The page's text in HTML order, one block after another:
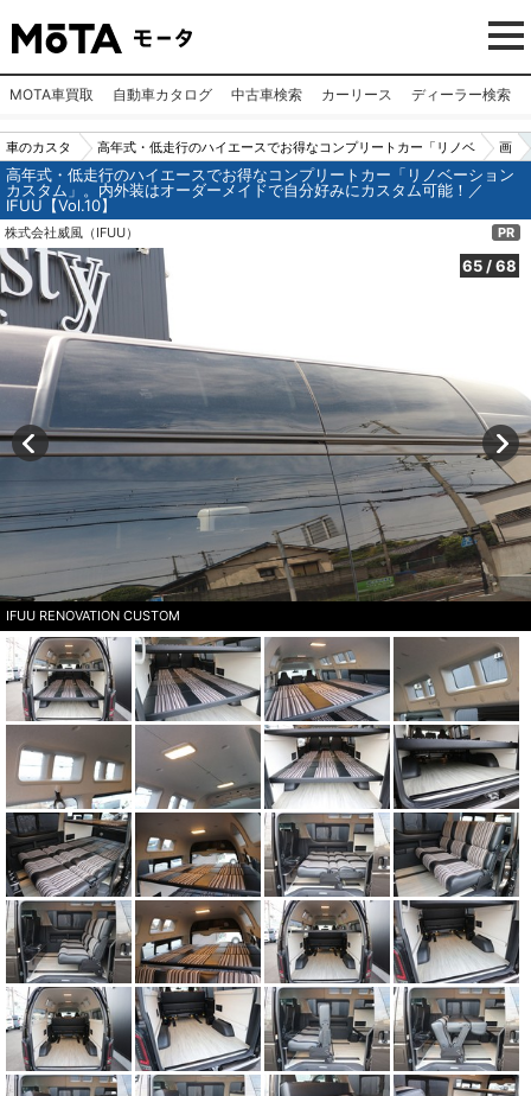
MOTA車買取 自動車カタログ 中古車検索 カーリース ディーラー検索
車のカスタ
ムパーツ
（カー用
品）
高年式・低走行のハイエースでお得なコンプリートカー「リノベ
ーションカスタム」。内外装はオーダーメイドで自分好みにカス
タム可能！／IFUU【Vol.10】
画
像
o.
6
高年式・低走行のハイエースでお得なコンプリートカー「リノベーション
カスタム」。内外装はオーダーメイドで自分好みにカスタム可能！／
IFUU【Vol.10】
株式会社威風（IFUU） PR
65 /68
IFUU RENOVATION CUSTOM